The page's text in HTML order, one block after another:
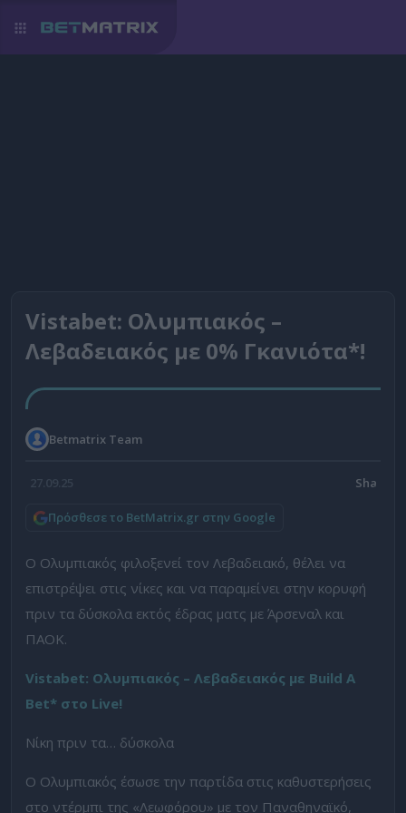
Vistabet: Ολυμπιακός –
Λεβαδειακός με 0% Γκανιότα*!
Betmatrix Team
27.09.25
Πρόσθεσε το BetMatrix.gr στην Google
Ο Ολυμπιακός φιλοξενεί τον Λεβαδειακό, θέλει να
επιστρέψει στις νίκες και να παραμείνει στην κορυφή
πριν τα δύσκολα εκτός έδρας ματς με Άρσεναλ και
ΠΑΟΚ.
Vistabet: Ολυμπιακός – Λεβαδειακός με Build A
Bet* στο Live!
Νίκη πριν τα… δύσκολα
Ο Ολυμπιακός έσωσε την παρτίδα στις καθυστερήσεις
στο ντέρμπι της «Λεωφόρου» με τον Παναθηναϊκό,